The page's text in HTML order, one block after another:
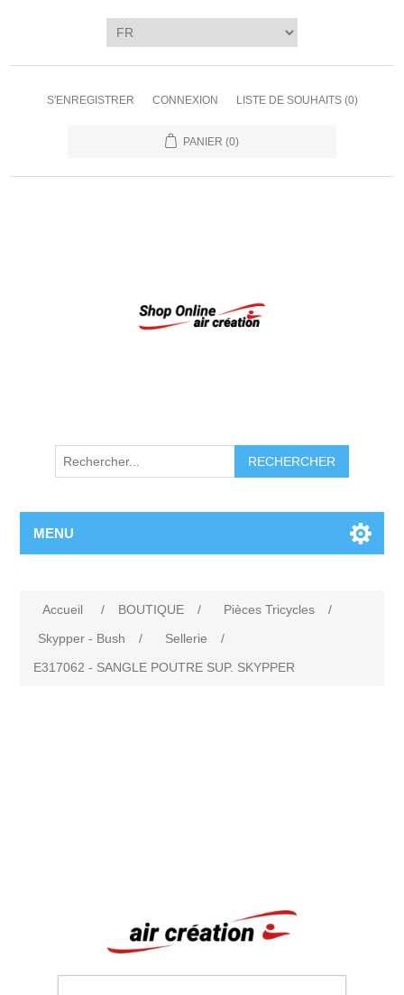
S'ENREGISTRER CONNEXION LISTE DE SOUHAITS (0)
PANIER (0)
RECHERCHER
MENU
Accueil / BOUTIQUE / Pièces Tricycles
/
Skypper - Bush
/ Sellerie
/
E317062 - SANGLE POUTRE SUP. SKYPPER